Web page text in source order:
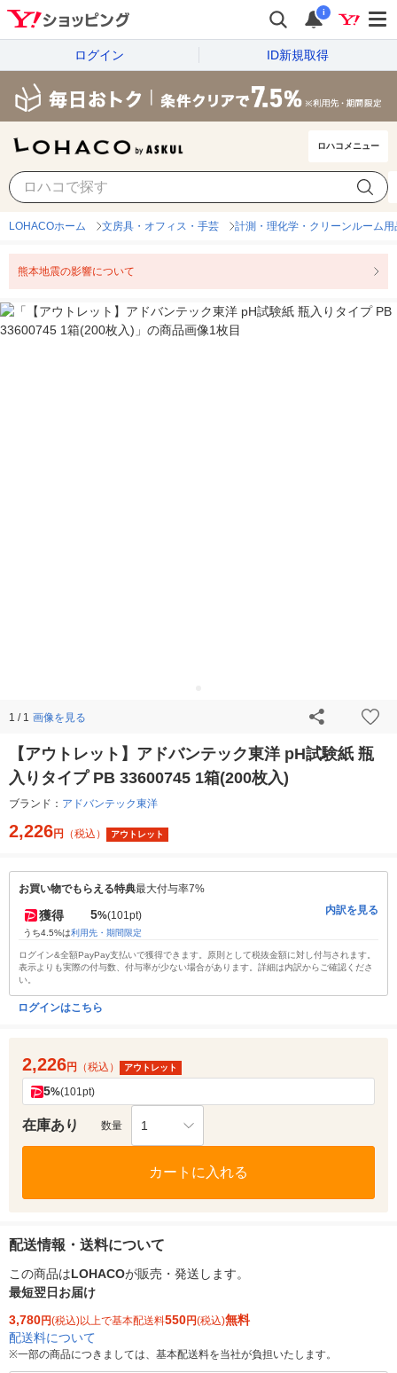
i
ログイン ID新規取得
ロハコメニュー
LOHACOホーム 文房具・オフィス・手芸 計測・理化学・クリーンルーム用
熊本地震の影響について
1 / 1 画像を見る
【アウトレット】アドバンテック東洋 pH試験紙 瓶
入りタイプ PB 33600745 1箱(200枚入)
ブランド： アドバンテック東洋
2,226円 （税込） アウトレット
お買い物でもらえる特典最大付与率7%
獲得 5%(101pt)
うち4.5%は利用先・期間限定
内訳を見る
ログイン&全額PayPay支払いで獲得できます。原則として税抜金額に対し付与されます。
表示よりも実際の付与数、付与率が少ない場合があります。詳細は内訳からご確認くださ
い。
ログインはこちら
2,226円 （税込） アウトレット
5%(101pt)
在庫あり 数量 1
カートに入れる
配送情報・送料について
この商品はLOHACOが販売・発送します。
最短翌日お届け
3,780円(税込)以上で基本配送料550円(税込)無料
配送料について
※一部の商品につきましては、基本配送料を当社が負担いたします。